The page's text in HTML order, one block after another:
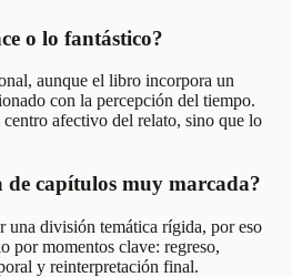
o lo fantástico?
aunque el libro incorpora un
con la percepción del tiempo.
centro afectivo del relato, sino que lo
de capítulos muy marcada?
una división temática rígida, por eso
por momentos clave: regreso,
y reinterpretación final.